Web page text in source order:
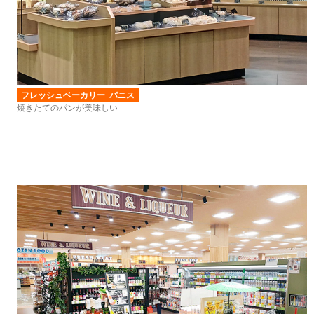
フレッシュベーカリー パニス
焼きたてのパンが美味しい